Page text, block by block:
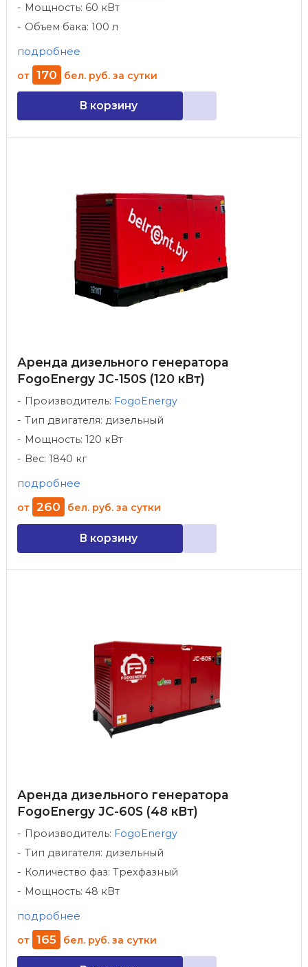
Мощность: 60 кВт
Объем бака: 100 л
подробнее
от 170 бел. руб. за сутки
В корзину
Аренда дизельного генератора
FogoEnergy JC-150S (120 кВт)
Производитель: FogoEnergy
Тип двигателя: дизельный
Мощность: 120 кВт
Вес: 1840 кг
подробнее
от 260 бел. руб. за сутки
В корзину
Аренда дизельного генератора
FogoEnergy JC-60S (48 кВт)
Производитель: FogoEnergy
Тип двигателя: дизельный
Количество фаз: Трехфазный
Мощность: 48 кВт
подробнее
от 165 бел. руб. за сутки